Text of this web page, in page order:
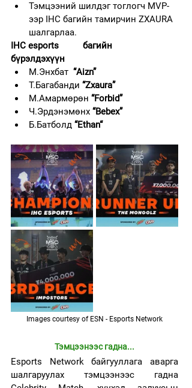
Тэмцээний шилдэг тоглогч MVP-
ээр IHC багийн тамирчин ZXAURA
шалгарлаа.
IHC esports          багийн
бүрэлдэхүүн
М.Энхбат “Aizn”
Т.Багабанди “Zxaura”
М.Амармөрөн “Forbid”
Ч.Эрдэнэмөнх “Bebex”
Б.Батболд “Ethan“
Images courtesy of ESN - Esports Network
Тэмцээнээс гадна...
Esports Network байгууллага аварга
шалгаруулах тэмцээнээс гадна